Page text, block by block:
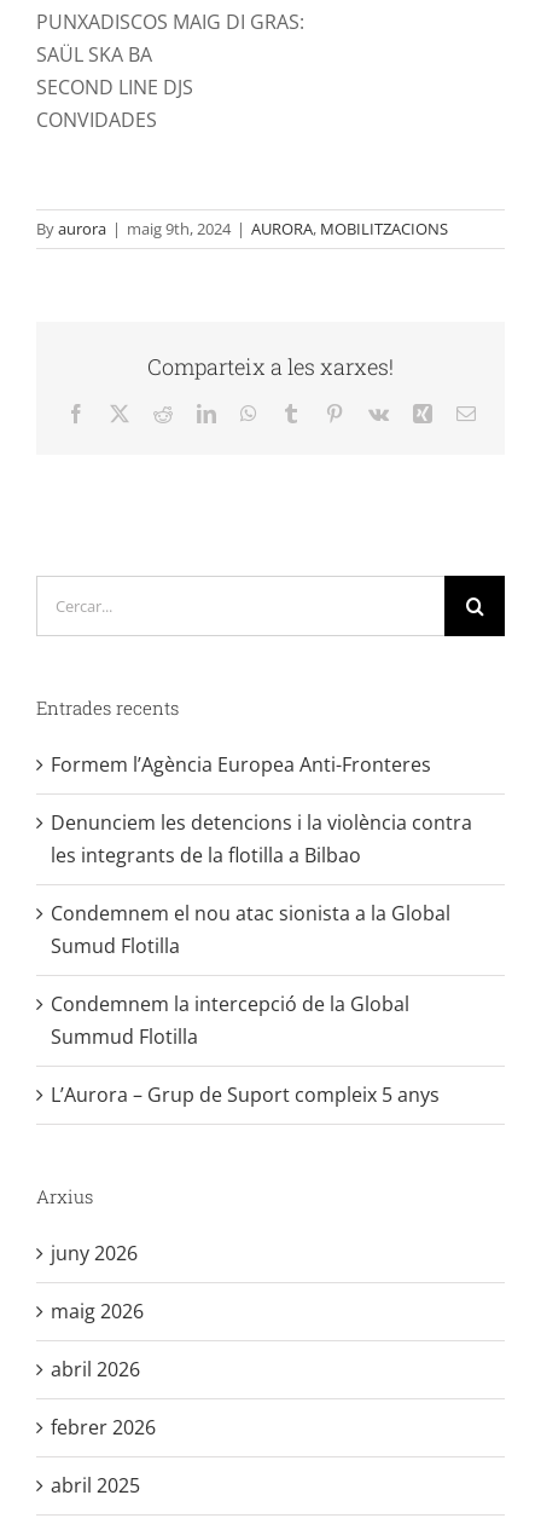
PUNXADISCOS MAIG DI GRAS:
SAÜL SKA BA
SECOND LINE DJS
CONVIDADES
Byaurora | maig 9th, 2024 | AURORA, MOBILITZACIONS
Comparteix a les xarxes!
Facebook RedditLinkedInWhatsApp
Tumblr Pinterest
Vk Xing Email:
Entrades recents
Formem l’Agència Europea Anti-Fronteres
Denunciem les detencions i la violència contra
les integrants de la flotilla a Bilbao
Condemnem el nou atac sionista a la Global
Sumud Flotilla
Condemnem la intercepció de la Global
Summud Flotilla
L’Aurora – Grup de Suport compleix 5 anys
Arxius
juny 2026
maig 2026
abril 2026
febrer 2026
abril 2025